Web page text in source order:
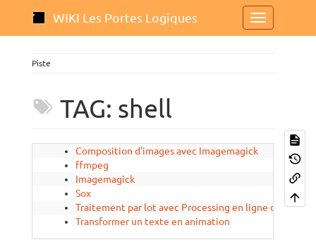
WIKI Les Portes Logiques
Piste
TAG: shell
Composition d'images avec Imagemagick
ffmpeg
Imagemagick
Sox
Traitement par lot avec Processing en ligne de
Transformer un texte en animation